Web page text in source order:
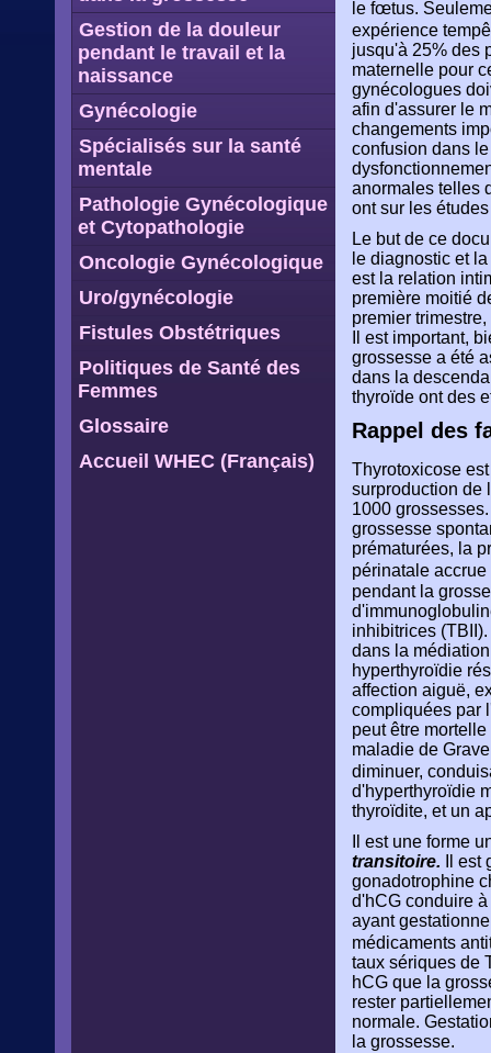
Gestion de la douleur
pendant le travail et la
naissance
Gynécologie
Spécialisés sur la santé
mentale
Pathologie Gynécologique
et Cytopathologie
Oncologie Gynécologique
Uro/gynécologie
Fistules Obstétriques
Politiques de Santé des
Femmes
Glossaire
Accueil WHEC (Français)
le fœtus.
expérience
jusqu'à 25% des
maternelle pour
gynécologues
afin d'assurer le
changements
confusion dans
anormales telles
ont sur les
Le but de ce
le diagnostic et
est la relation
première moitié
premier
Il est important,
grossesse a été
dans la
thyroïde ont des
Rappel des
Thyrotoxicose
surproduction de
1000
grossesse
prématurées, la
périnatale
pendant la
inhibitrices
dans la
hyperthyroïdie
affection aiguë,
compliquées par
peut être
maladie de
diminuer,
d'hyperthyroïdie
thyroïdite, et un
Il est une forme
transitoire. Il est
gonadotrophine
d'hCG conduire
ayant
médicaments
taux sériques de
hCG que la
rester
normale.
la grossesse.